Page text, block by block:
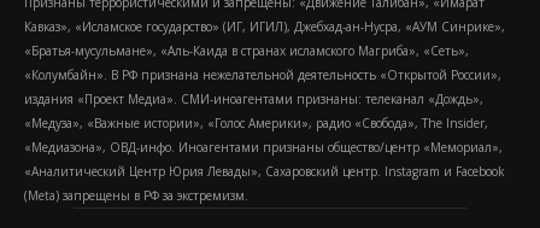
Кавказ», «Исламское государство» (ИГ, ИГИЛ), Джебхад-ан-Нусра, «АУМ Синрике»,
«Братья-мусульмане», «Аль-Каида в странах исламского Магриба», «Сеть»,
«Колумбайн». В РФ признана нежелательной деятельность «Открытой России»,
издания «Проект Медиа». СМИ-иноагентами признаны: телеканал «Дождь»,
«Медуза», «Важные истории», «Голос Америки», радио «Свобода», The Insider,
«Медиазона», ОВД-инфо. Иноагентами признаны общество/центр «Мемориал»,
«Аналитический Центр Юрия Левады», Сахаровский центр. Instagram и Facebook
(Metа) запрещены в РФ за экстремизм.